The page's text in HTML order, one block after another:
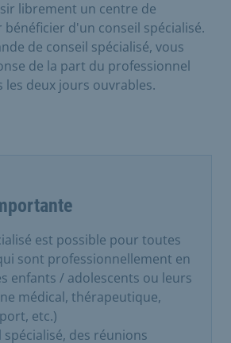
librement un centre de
d'un conseil spécialisé.
de conseil spécialisé, vous
de la part du professionnel
les deux jours ouvrables.
est possible pour toutes
sont professionnellement en
enfants / adolescents ou leurs
médical, thérapeutique,
etc.)
des réunions